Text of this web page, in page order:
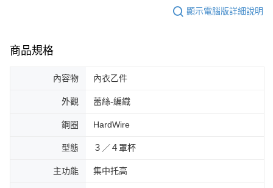
顯示電腦版詳細說明
商品規格
內容物 內衣乙件
外觀 蕾絲-編織
鋼圈 HardWire
型態 ３／４罩杯
主功能 集中托高